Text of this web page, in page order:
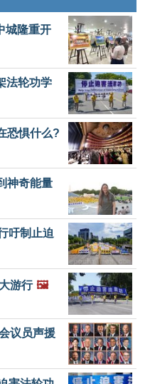
城隆重开
法轮功学
恐惧什么?
神奇能量
吁制止迫
游行 🖼️
议员声援